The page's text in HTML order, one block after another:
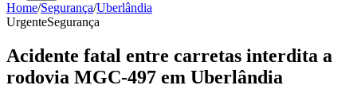
Home/Segurança/Uberlândia
UrgenteSegurança
Acidente fatal entre carretas interdita a
rodovia MGC-497 em Uberlândia